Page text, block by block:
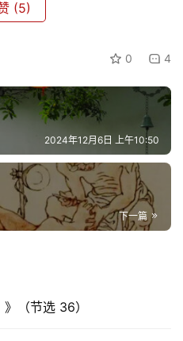
(5)
0 4
2024年12月6日 上午10:50
下一篇
（节选 36）